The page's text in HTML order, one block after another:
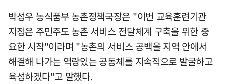
박성우 농식품부 농촌정책국장은 "이번 교육훈련기관
지정은 주민주도 농촌 서비스 전달체계 구축을 위한 중
요한 시작"이라며 "농촌의 서비스 공백을 지역 안에서
해결해 나가는 역량있는 공동체를 지속적으로 발굴하고
육성하겠다"고 말했다.